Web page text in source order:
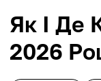
Як І Де
2026